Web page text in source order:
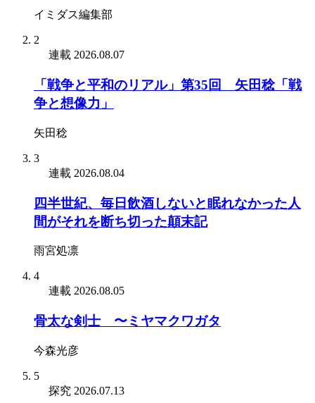
イミダス編集部
2
連載 2026.08.07
「戦争と平和のリアル」第35回 矢田稔「戦
争と想像力」
矢田稔
3
連載 2026.08.04
四半世紀、毎日飲酒しないと眠れなかった人
間がそれを断ち切った顛末記
雨宮処凛
4
連載 2026.08.05
骨太な剣士 〜ミヤマクワガタ
今森光彦
5
探究 2026.07.13